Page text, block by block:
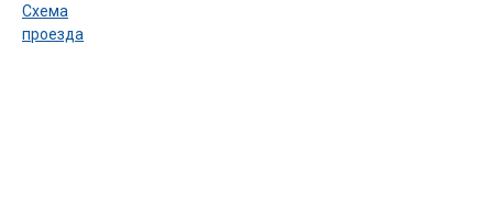
Схема
проезда